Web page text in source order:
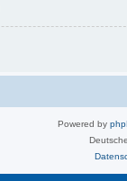
Powered by